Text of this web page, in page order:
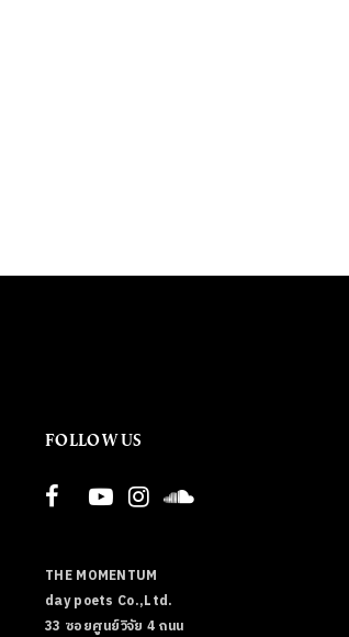
FOLLOW US
THE MOMENTUM
day poets Co.,Ltd.
33 ซอยศูนย์วิจัย 4 ถนน